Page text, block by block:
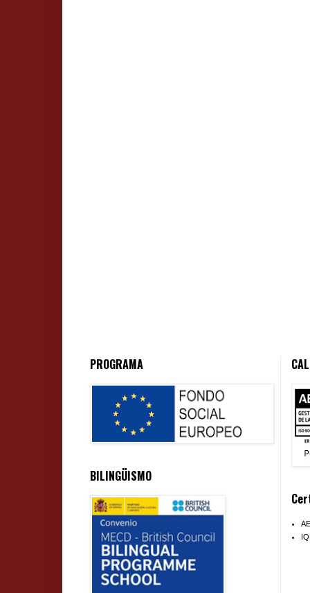
PROGRAMA
BILINGÜISMO